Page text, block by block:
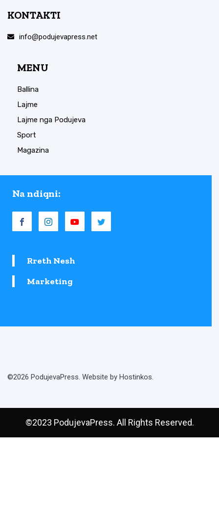
KONTAKTI
info@podujevapress.net
MENU
Ballina
Lajme
Lajme nga Podujeva
Sport
Magazina
Na ndiqni:
Rreth Nesh
Marketing
©2026 PodujevaPress. Website by Hostinkos.
©2023 PodujevaPress. All Rights Reserved.